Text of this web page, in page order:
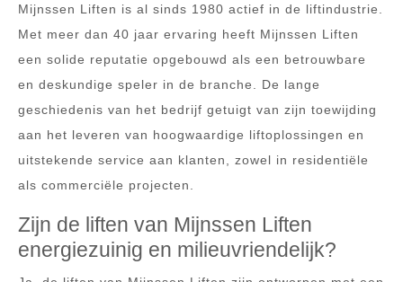
Mijnssen Liften is al sinds 1980 actief in de liftindustrie.
Met meer dan 40 jaar ervaring heeft Mijnssen Liften
een solide reputatie opgebouwd als een betrouwbare
en deskundige speler in de branche. De lange
geschiedenis van het bedrijf getuigt van zijn toewijding
aan het leveren van hoogwaardige liftoplossingen en
uitstekende service aan klanten, zowel in residentiële
als commerciële projecten.
Zijn de liften van Mijnssen Liften
energiezuinig en milieuvriendelijk?